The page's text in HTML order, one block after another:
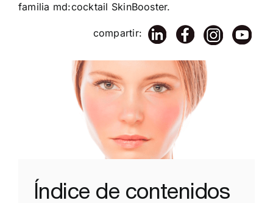
familia md:cocktail SkinBooster.
compartir:
Índice de contenidos